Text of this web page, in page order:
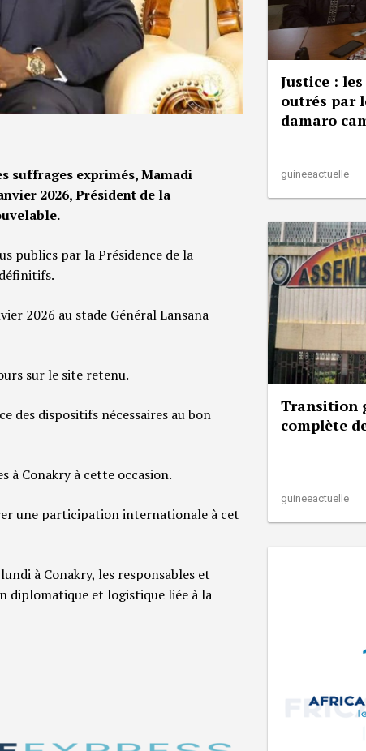
suffrages exprimés, Mamadi
2026, Président de la
publics par la Présidence de la
2026 au stade Général Lansana
sur le site retenu.
des dispositifs nécessaires au bon
à Conakry à cette occasion.
une participation internationale à cet
à Conakry, les responsables et
diplomatique et logistique liée à la
Justice :
outrés par
damaro
guineeactuelle
Transition
complète
guineeactuelle